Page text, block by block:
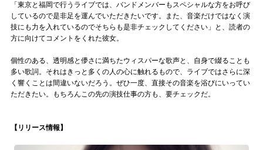
「東京と福岡で行うライブでは、バンドメンバーもスペシャルな方をお呼び
しているので是非足を運んでいただきたいです。また、音楽だけではなく演
技にも力を入れているのでそちらも是非チェックしてください」と、読者の
方に向けてコメントをくれた彼女。
個性のある、透明感と儚さに満ちたウィスパーな歌声と、自身で綴ることも
多い歌詞。それはきっと多くの人の心に触れるもので、ライブではさらに深
く響くことは間違いないだろう。ぜひ一度、直接その音楽を浴びにいってい
ただきたい。もちろんこの先の演技仕事の方も、要チェックだ。
【リリース情報】